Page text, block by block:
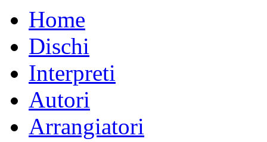
Home
Dischi
Interpreti
Autori
Arrangiatori